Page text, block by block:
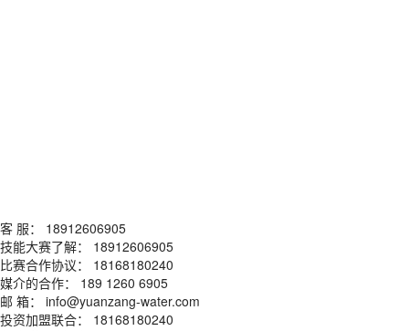
客 服： 18912606905
技能大赛了解： 18912606905
比赛合作协议： 18168180240
媒介的合作： 189 1260 6905
邮 箱： info@yuanzang-water.com
投资加盟联合： 18168180240